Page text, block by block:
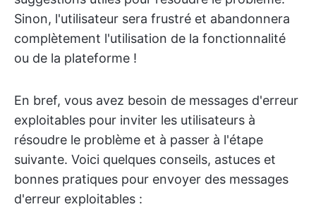
Sinon, l'utilisateur sera frustré et abandonnera
complètement l'utilisation de la fonctionnalité
ou de la plateforme !
En bref, vous avez besoin de messages d'erreur
exploitables pour inviter les utilisateurs à
résoudre le problème et à passer à l'étape
suivante. Voici quelques conseils, astuces et
bonnes pratiques pour envoyer des messages
d'erreur exploitables :